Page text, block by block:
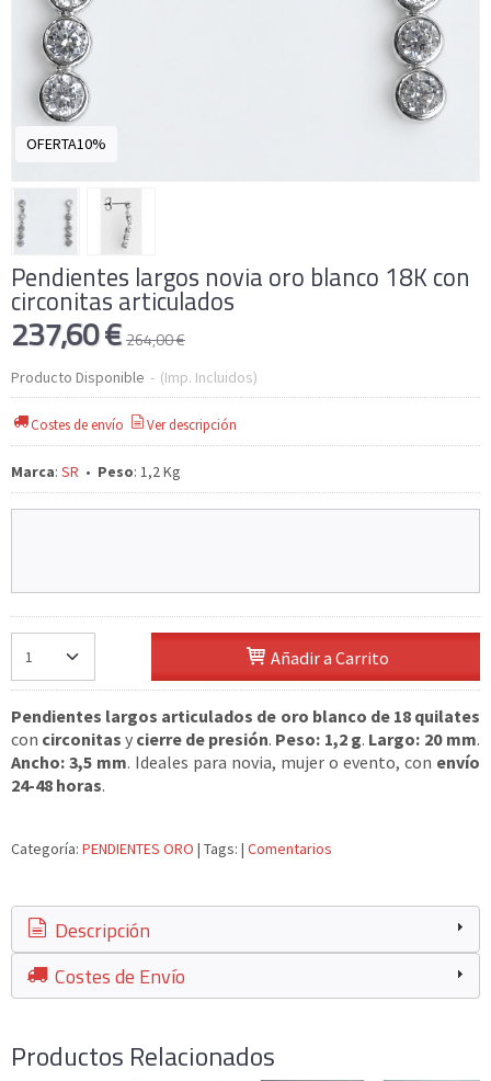
OFERTA10%
Pendientes largos novia oro blanco 18K con
circonitas articulados
237,60 €264,00 €
Producto Disponible - (Imp. Incluidos)
Costes de envío Ver descripción
Marca: SR • Peso: 1,2 Kg
Añadir a Carrito
Pendientes largos articulados de oro blanco de 18 quilates
con circonitas y cierre de presión. Peso: 1,2 g. Largo: 20 mm.
Ancho: 3,5 mm. Ideales para novia, mujer o evento, con envío
24-48 horas.
Categoría: PENDIENTES ORO | Tags: | Comentarios
Descripción
Costes de Envío
Productos Relacionados